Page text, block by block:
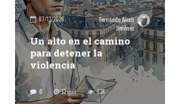
07/12/2026
Fernando Alexis
Jiménez
Un alto en el camino
para detener la
violencia
0 12min 634